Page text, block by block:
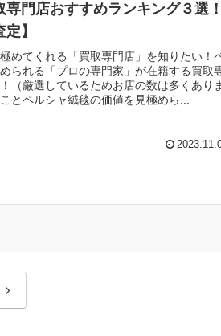
門店おすすめランキング３選！
】
めてくれる「買取専門店」を知りたい！
られる「プロの専門家」が在籍する買取
（厳選しているためお店の数は多くあり
とペルシャ絨毯の価値を見極めら...
次